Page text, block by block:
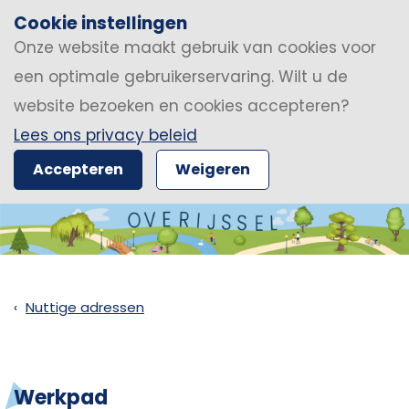
Cookie instellingen
Onze website maakt gebruik van cookies voor
een optimale gebruikerservaring. Wilt u de
website bezoeken en cookies accepteren?
Lees ons privacy beleid
Accepteren Weigeren
Nuttige adressen
Werkpad